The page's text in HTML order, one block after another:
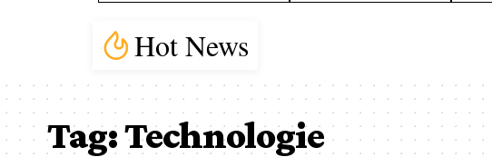
Hot News
Tag:Technologie